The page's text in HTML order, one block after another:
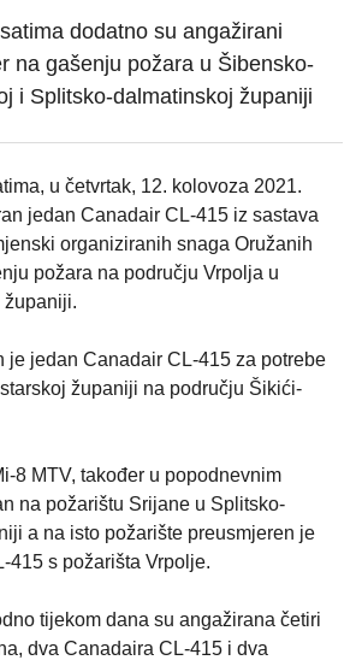
dodatno su angažirani
na gašenju požara u Šibensko-
i Splitsko-dalmatinskoj županiji
u četvrtak, 12. kolovoza 2021.
jedan Canadair CL-415 iz sastava
organiziranih snaga Oružanih
požara na području Vrpolja u
županiji.
je jedan Canadair CL-415 za potrebe
županiji na području Šikići-
8 MTV, također u popodnevnim
na požarištu Srijane u Splitsko-
a na isto požarište preusmjeren je
415 s požarišta Vrpolje.
tijekom dana su angažirana četiri
dva Canadaira CL-415 i dva